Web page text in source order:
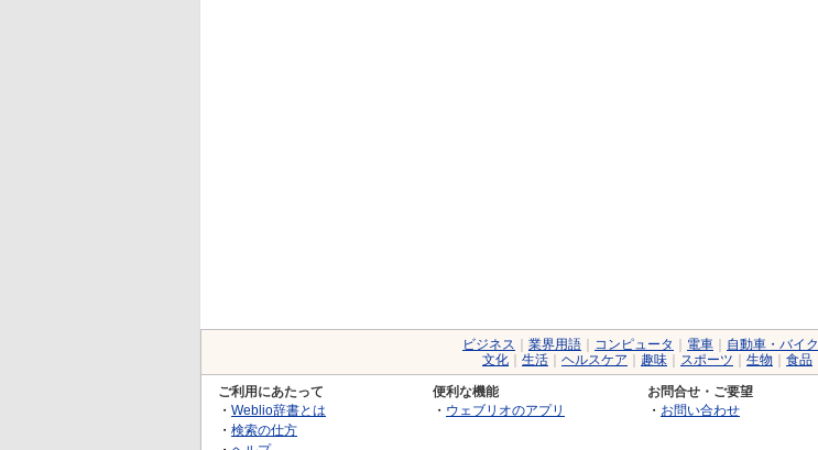
ビジネス 業界用語 コンピュータ 電車 自動車・バイク
文化
生活 ヘルスケア 趣味 スポーツ 生物 食品
ご利用にあたって
・ Weblio辞書とは
・ 検索の仕方
便利な機能
・ ウェブリオのアプリ
お問合せ・ご要望
・ お問い合わせ